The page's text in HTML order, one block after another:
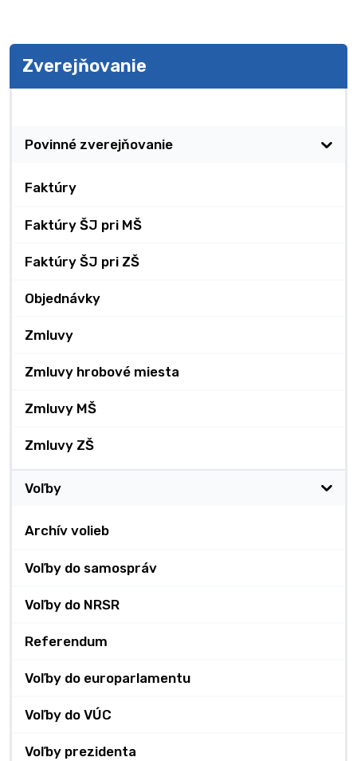
Zverejňovanie
Povinné zverejňovanie
Faktúry
Faktúry ŠJ pri MŠ
Faktúry ŠJ pri ZŠ
Objednávky
Zmluvy
Zmluvy hrobové miesta
Zmluvy MŠ
Zmluvy ZŠ
Voľby
Archív volieb
Voľby do samospráv
Voľby do NRSR
Referendum
Voľby do europarlamentu
Voľby do VÚC
Voľby prezidenta